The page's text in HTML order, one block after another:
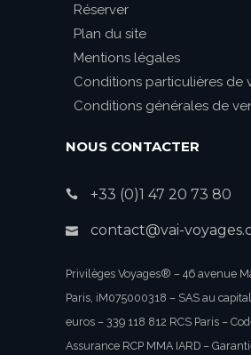
Réserver
Plan du site
Mentions légales
Conditions particulières de
Conditions générales de
NOUS CONTACTER
+33 (0)1 47 20 73 80
contact@vai-
Privilèges Voyages® – 46 avenue
Paris, iM075000318 – SAS au
euros – 339 118 812 RCS Paris –
Assurance RCP MMA IARD –